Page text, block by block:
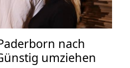
nach
umziehen